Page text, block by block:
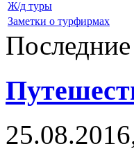
Ж/д туры
Заметки о турфирмах